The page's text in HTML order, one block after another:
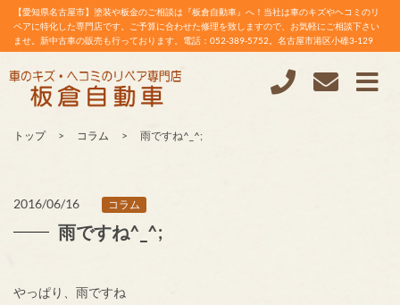
【愛知県名古屋市】塗装や板金のご相談は『板倉自動車』へ！当社は車のキズやヘコミのリ
ペアに特化した専門店です。ご予算に合わせた修理を致しますので、お気軽にご相談下さい
ませ。新中古車の販売も行っております。電話：052-389-5752。名古屋市港区小碓3-129
トップ コラム 雨ですね^_^;
2016/06/16 コラム
雨ですね^_^;
やっぱり、雨ですね